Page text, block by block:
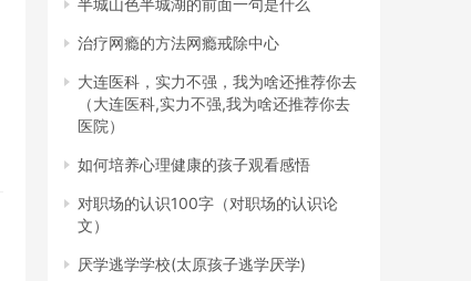
半城山色半城湖的前面一句是什么
治疗网瘾的方法网瘾戒除中心
大连医科，实力不强，我为啥还推荐你去
（大连医科,实力不强,我为啥还推荐你去
医院）
如何培养心理健康的孩子观看感悟
对职场的认识100字（对职场的认识论
文）
厌学逃学学校(太原孩子逃学厌学)